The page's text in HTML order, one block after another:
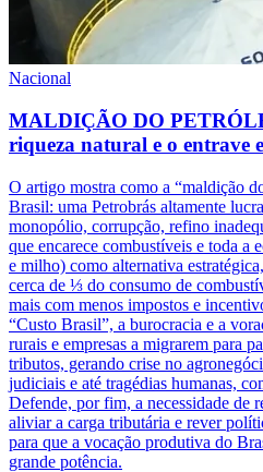
Nacional
MALDIÇÃO DO
riqueza natural e o entrave
O artigo mostra como a “maldição
Brasil: uma Petrobrás altamente
monopólio, corrupção, refino
que encarece combustíveis e toda a
e milho) como alternativa
cerca de ⅓ do consumo de
mais com menos impostos e
“Custo Brasil”, a burocracia e a
rurais e empresas a migrarem para
tributos, gerando crise no
judiciais e até tragédias humanas,
Defende, por fim, a necessidade de
aliviar a carga tributária e rever
para que a vocação produtiva do
grande potência.